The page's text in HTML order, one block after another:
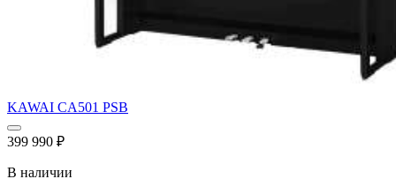
KAWAI CA501 PSB
399 990 ₽
В наличии